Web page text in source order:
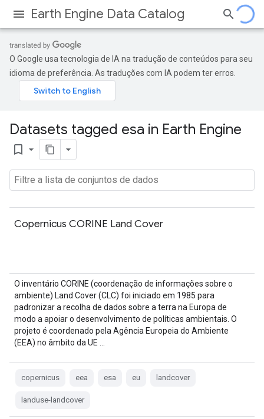
Earth Engine Data Catalog
O Google usa tecnologia de IA na tradução de conteúdos para seu
idioma de preferência. As traduções com IA podem ter erros.
Datasets tagged esa in Earth Engine
bookmark_border
Copernicus CORINE Land Cover
O inventário CORINE (coordenação de informações sobre o
ambiente) Land Cover (CLC) foi iniciado em 1985 para
padronizar a recolha de dados sobre a terra na Europa de
modo a apoiar o desenvolvimento de políticas ambientais. O
projeto é coordenado pela Agência Europeia do Ambiente
(EEA) no âmbito da UE …
copernicus eea esa eu landcover
landuse-landcover